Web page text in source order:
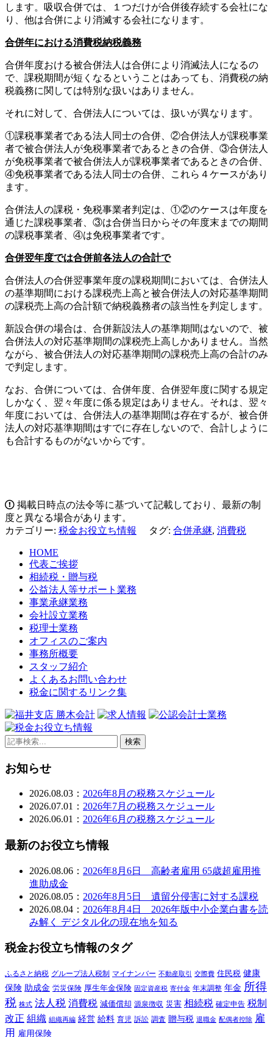
します。吸収合併では、１つだけが合併後存続する会社にな
り、他は合併により消滅する会社になります。
合併年における消費税納税義務
合併年度おける被合併法人は合併により消滅法人になるの
で、課税期間が短くなるということはあっても、消費税の納
税義務に関しては特別な扱いはありません。
それに対して、合併法人については、扱いが異なります。
①課税事業者である法人同士の合併、②合併法人が課税事業
者で被合併法人が免税事業者であるときの合併、③合併法人
が免税事業者で被合併法人が課税事業者であるときの合併、
④免税事業者である法人同士の合併、これら４ケースがあり
ます。
合併法人の課税・免税事業者判定は、①②のケースは年度を
通じた課税事業者、③は合併当日からその年度末までの期間
の課税事業者、④は免税事業者です。
合併翌年度では合併前各法人の合計で
合併法人の合併翌事業年度の課税期間においては、合併法人
の基準期間における課税売上高と被合併法人の対応基準期間
の課税売上高の合計額で納税義務者の該当性を判定します。
新設合併の場合は、合併新設法人の基準期間はないので、被
合併法人の対応基準期間の課税売上高しかありません。当然
ながら、被合併法人の対応基準期間の課税売上高の合計のみ
で判定します。
なお、合併については、合併年度、合併翌年度に関する規定
しかなく、翌々年度に係る規定はありません。それは、翌々
年度においては、合併法人の基準期間は存在するが、被合併
法人の対応基準期間はすでに存在しないので、合計しように
も合計するものがないからです。
掲載日時点の法令等に基づいて記載しており、最新の制
度と異なる場合があります。
カテゴリー: 税金お役立ち情報 タグ: 合併承継, 消費税
HOME
代表ご挨拶
相続税・贈与税
公益法人等サポート業務
事業承継業務
会社設立業務
税理士業務
オフィスのご案内
事務所概要
スタッフ紹介
よくあるお問い合わせ
税金に関するリンク集
検索
お知らせ
2026.08.03： 2026年8月の税務スケジュール
2026.07.01： 2026年7月の税務スケジュール
2026.06.01： 2026年6月の税務スケジュール
最新のお役立ち情報
2026.08.06： 2026年8月6日 高齢者雇用 65歳超雇用推
進助成金
2026.08.05： 2026年8月5日 遺留分侵害に対する課税
2026.08.04： 2026年8月4日 2026年版中小企業白書を読
み解く デジタル化の現在地を知る
税金お役立ち情報のタグ
ふるさと納税 グループ法人税制 マイナンバー 不動産取引 交際費 住民税 健康
保険 助成金 労災保険 厚生年金保険 固定資産税 寄付金 年末調整 年金 所得
税 株式 法人税 消費税 減価償却 源泉徴収 災害 相続税 確定申告 税制
改正 組織 組織再編 経営 給料 育児 訴訟 調査 贈与税 退職金 配偶者控除 雇
用 雇用保険